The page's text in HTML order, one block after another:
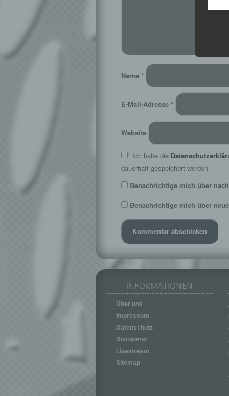
Name *
E-Mail-Adresse *
Website
* Ich habe die
dauerhaft gespeichert werden.
Benachrichtige mich über
Benachrichtige mich über
INFORMATIONEN
Über uns
Impressum
Datenschutz
Disclaimer
Livestream
Sitemap